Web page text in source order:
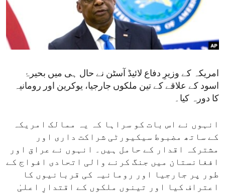
ENVIRONMENT AND HEALTH
IDEALS AND INSTITUTIONS
امریکہ کے وزیرِ دفاع لائیڈ آسٹن نے حال ہی میں بحیرۂ
اسود کے علاقے کے تین ملکوں جارجیا، یوکرین اور رومانیہ
کا دورہ کیا۔
انہوں نے اس بات کو سراہا کہ یہ ممالک امریکہ
کے ساتھ مضبوط سیکیورٹی شراکت داری اور
مشترکہ اقدار کے حامل ہیں۔ انہوں نے عراق اور
افغانستان میں جنگ کرنے والی اتحادی افواج کے
طور پر جارجیا اور رومانیہ کی قربانیوں کا
اعتراف کیا اور تینوں ملکوں کے اقتدارِ اعلیٰ